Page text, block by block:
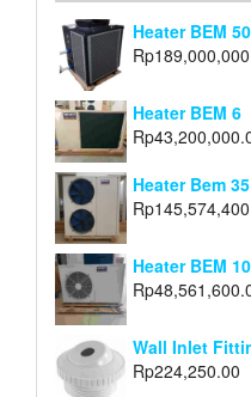
Heater BEM 50
Rp
Heater BEM 6
Rp
Heater Bem
Rp
Heater BEM
Rp
Wall Inlet
Rp224,250.00